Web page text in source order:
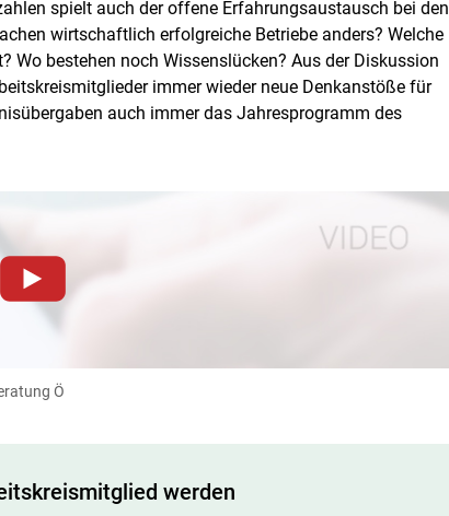
spielt auch der offene Erfahrungsaustausch bei den
wirtschaftlich erfolgreiche Betriebe anders? Welche
bestehen noch Wissenslücken? Aus der Diskussion
immer wieder neue Denkanstöße für
auch immer das Jahresprogramm des
Website müssen Cookies gesetzt werden
jederzeit einsehen und korrigieren
Ö
werden